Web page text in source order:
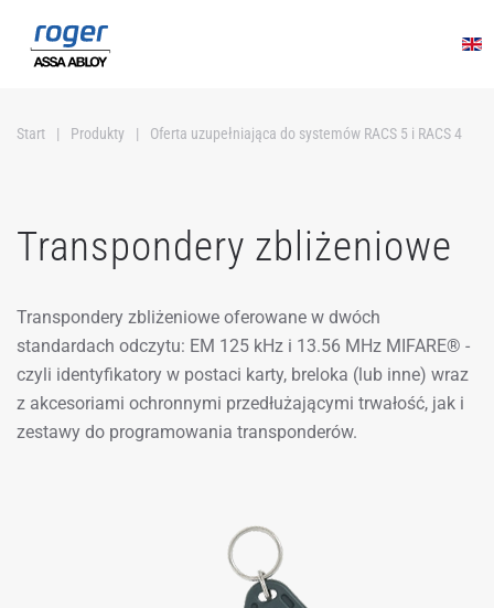
Przejdź do głównej treści
Start Produkty Oferta uzupełniająca do systemów RACS 5 i RACS 4
Transpondery zbliżeniowe
Transpondery zbliżeniowe oferowane w dwóch
standardach odczytu: EM 125 kHz i 13.56 MHz MIFARE® -
czyli identyfikatory w postaci karty, breloka (lub inne) wraz
z akcesoriami ochronnymi przedłużającymi trwałość, jak i
zestawy do programowania transponderów.